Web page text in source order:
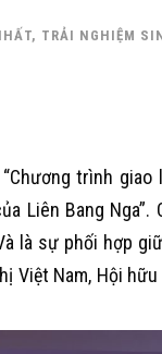
, TRẢI NGHIỆM
trình
Liên Bang
là sự phối hợp
Nam, Hội hữu